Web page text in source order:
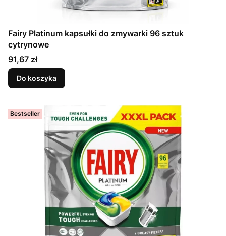
Fairy Platinum kapsułki do zmywarki 96 sztuk
cytrynowe
Cena
91,67 zł
Do koszyka
Bestseller